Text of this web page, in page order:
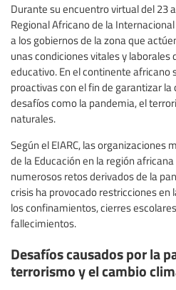
Durante su encuentro virtual del 23
Regional Africano de la
a los gobiernos de la zona que
unas condiciones vitales y laborales
educativo. En el continente africano
proactivas con el fin de garantizar
desafíos como la pandemia, el
naturales.
Según el EIARC, las organizaciones
de la Educación en la región
numerosos retos derivados de la
crisis ha provocado restricciones en
los confinamientos, cierres
fallecimientos.
Desafíos causados por la
terrorismo y el cambio